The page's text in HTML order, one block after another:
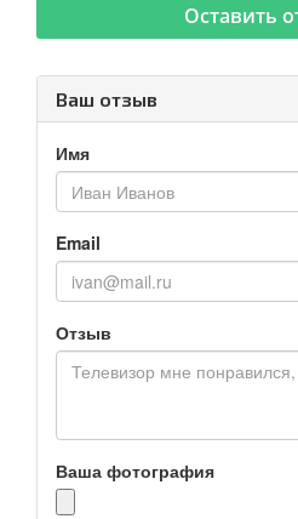
Оставить
Ваш отзыв
Имя
Email
Отзыв
Ваша фотография